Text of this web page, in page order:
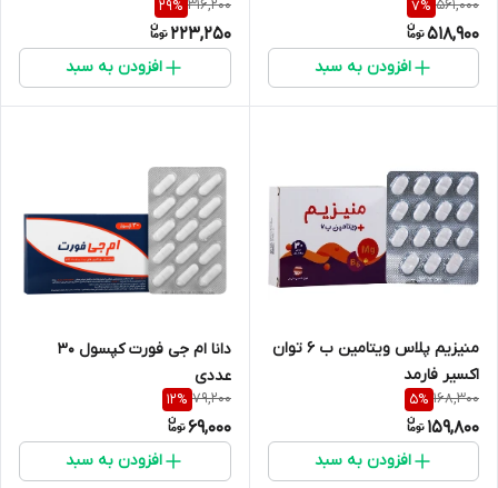
561,000
7%
518,900
افزودن به سبد
316,200
29%
223,250
افزودن به سبد
منیزیم پلاس ویتامین ب 6 توان
اکسیر فارمد
168,300
5%
159,800
افزودن به سبد
دانا ام جی فورت کپسول 30
عددی
79,200
12%
69,000
افزودن به سبد